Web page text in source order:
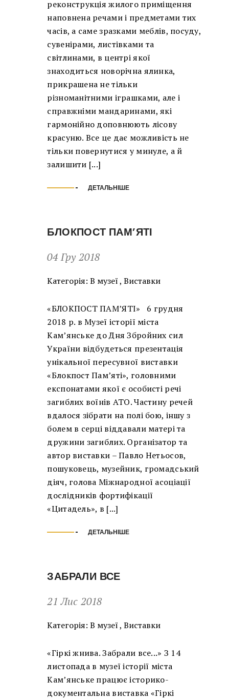
реконструкція жилого приміщення
наповнена речами і предметами тих
часів, а саме зразками меблів, посуду,
сувенірами, листівками та
світлинами, в центрі якої
знаходиться новорічна ялинка,
прикрашена не тільки
різноманітними іграшками, але і
справжніми мандаринами, які
гармонійно доповнюють лісову
красуню. Все це дає можливість не
тільки повернутися у минуле, а й
залишити [...]
ДЕТАЛЬНІШЕ
БЛОКПОСТ ПАМ’ЯТІ
04 Гру 2018
Категорія: В музеї,Виставки
«БЛОКПОСТ ПАМ’ЯТІ» 6 грудня
2018 р. в Музеї історії міста
Кам’янське до Дня Збройних сил
України відбудеться презентація
унікальної пересувної виставки
«Блокпост Пам’яті», головними
експонатами якої є особисті речі
загиблих воїнів АТО. Частину речей
вдалося зібрати на полі бою, іншу з
болем в серці віддавали матері та
дружини загиблих. Організатор та
автор виставки – Павло Нетьосов,
пошуковець, музейник, громадський
діяч, голова Міжнародної асоціації
дослідників фортифікації
«Цитадель», в [...]
ДЕТАЛЬНІШЕ
ЗАБРАЛИ ВСЕ
21 Лис 2018
Категорія: В музеї,Виставки
«Гіркі жнива. Забрали все...» З 14
листопада в музеї історії міста
Кам’янське працює історико-
документальна виставка «Гіркі